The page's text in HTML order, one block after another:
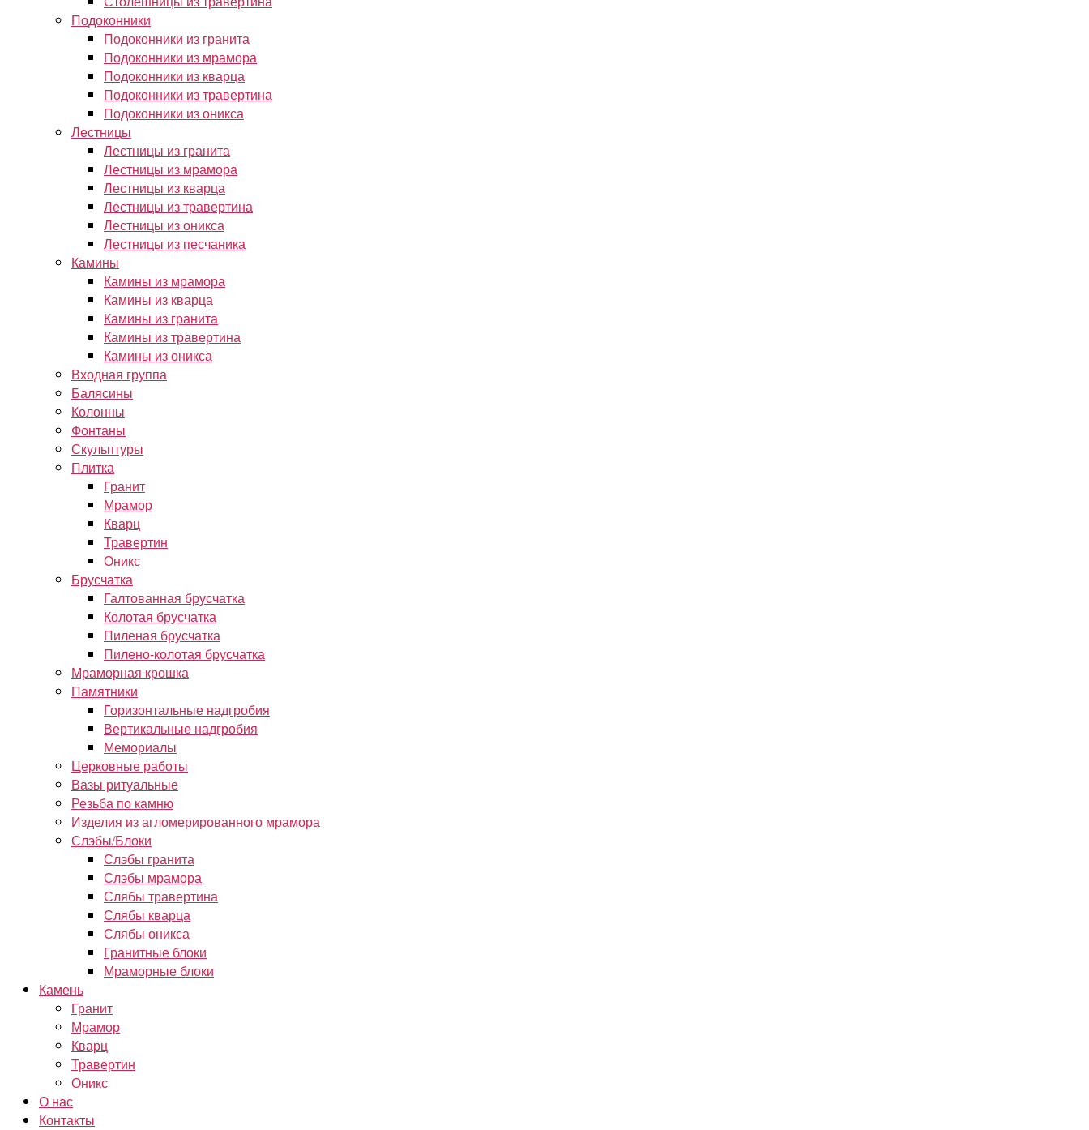
Подоконники
Подоконники из гранита
Подоконники из мрамора
Подоконники из кварца
Подоконники из травертина
Подоконники из оникса
Лестницы
Лестницы из гранита
Лестницы из мрамора
Лестницы из кварца
Лестницы из травертина
Лестницы из оникса
Лестницы из песчаника
Камины
Камины из мрамора
Камины из кварца
Камины из гранита
Камины из травертина
Камины из оникса
Входная группа
Балясины
Колонны
Фонтаны
Скульптуры
Плитка
Гранит
Мрамор
Кварц
Травертин
Оникс
Брусчатка
Галтованная брусчатка
Колотая брусчатка
Пиленая брусчатка
Пилено-колотая брусчатка
Мраморная крошка
Памятники
Горизонтальные надгробия
Вертикальные надгробия
Мемориалы
Церковные работы
Вазы ритуальные
Резьба по камню
Изделия из агломерированного мрамора
Слэбы/Блоки
Слэбы гранита
Слэбы мрамора
Слябы травертина
Слябы кварца
Слябы оникса
Гранитные блоки
Мраморные блоки
Камень
Гранит
Мрамор
Кварц
Травертин
Оникс
О нас
Контакты